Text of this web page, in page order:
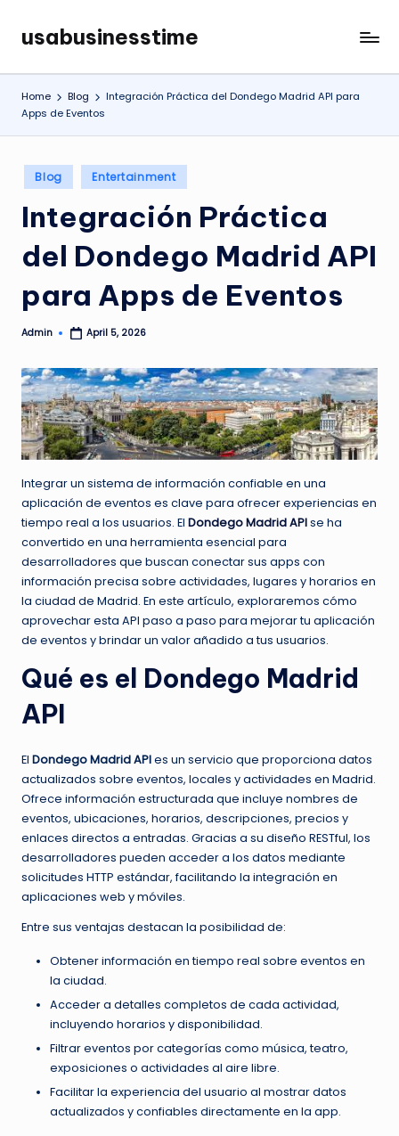
Skip
content
usabusinesstime
Home Blog
Integración Práctica del Dondego Madrid API para
Apps de Eventos
Posted
in
Blog Entertainment
Integración Práctica
del Dondego Madrid API
para Apps de Eventos
Posted
Admin April 5, 2026
Integrar un sistema de información confiable en una
aplicación de eventos es clave para ofrecer experiencias en
tiempo real a los usuarios. El Dondego Madrid APIse ha
convertido en una herramienta esencial para
desarrolladores que buscan conectar sus apps con
información precisa sobre actividades, lugares y horarios en
la ciudad de Madrid. En este artículo, exploraremos cómo
aprovechar esta API paso a paso para mejorar tu aplicación
de eventos y brindar un valor añadido a tus usuarios.
Qué es el Dondego Madrid
API
El Dondego Madrid APIes un servicio que proporciona datos
actualizados sobre eventos, locales y actividades en Madrid.
Ofrece información estructurada que incluye nombres de
eventos, ubicaciones, horarios, descripciones, precios y
enlaces directos a entradas. Gracias a su diseño RESTful, los
desarrolladores pueden acceder a los datos mediante
solicitudes HTTP estándar, facilitando la integración en
aplicaciones web y móviles.
Entre sus ventajas destacan la posibilidad de:
Obtener información en tiempo real sobre eventos en
la ciudad.
Acceder a detalles completos de cada actividad,
incluyendo horarios y disponibilidad.
Filtrar eventos por categorías como música, teatro,
exposiciones o actividades al aire libre.
Facilitar la experiencia del usuario al mostrar datos
actualizados y confiables directamente en la app.